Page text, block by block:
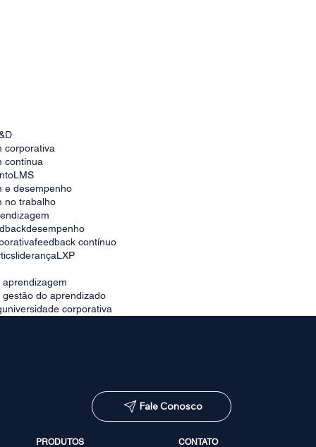
corporativa
contínua
LMS
e desempenho
no trabalho
desempenho
feedback contínuo
liderançaLXP
do aprendizado
universidade corporativa
Fale Conosco
PRODUTOS CONTATO